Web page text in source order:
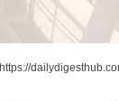
https://